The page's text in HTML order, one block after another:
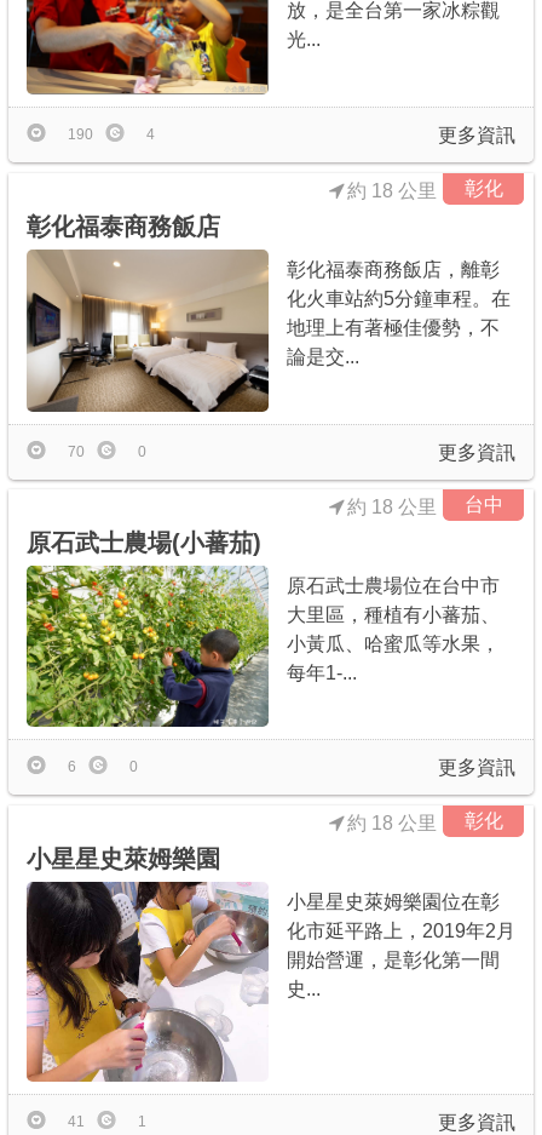
放，是全台第一家冰粽觀
光...
更多資訊
190 4
彰化
彰化福泰商務飯店
約 18 公里
彰化福泰商務飯店，離彰
化火車站約5分鐘車程。在
地理上有著極佳優勢，不
論是交...
更多資訊
70 0
台中
原石武士農場(小蕃茄)
約 18 公里
原石武士農場位在台中市
大里區，種植有小蕃茄、
小黃瓜、哈蜜瓜等水果，
每年1-...
更多資訊
6 0
彰化
小星星史萊姆樂園
約 18 公里
小星星史萊姆樂園位在彰
化市延平路上，2019年2月
開始營運，是彰化第一間
史...
更多資訊
41 1